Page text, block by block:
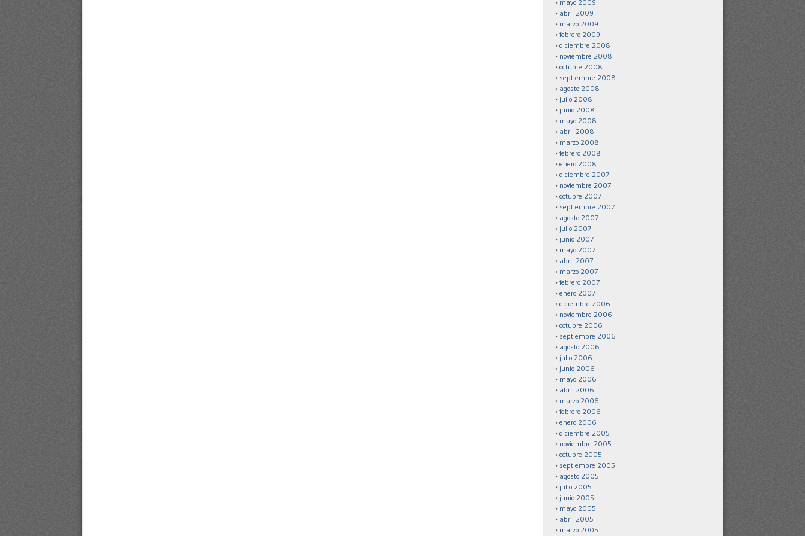
mayo 2009
abril 2009
marzo 2009
febrero 2009
diciembre 2008
noviembre 2008
octubre 2008
septiembre 2008
agosto 2008
julio 2008
junio 2008
mayo 2008
abril 2008
marzo 2008
febrero 2008
enero 2008
diciembre 2007
noviembre 2007
octubre 2007
septiembre 2007
agosto 2007
julio 2007
junio 2007
mayo 2007
abril 2007
marzo 2007
febrero 2007
enero 2007
diciembre 2006
noviembre 2006
octubre 2006
septiembre 2006
agosto 2006
julio 2006
junio 2006
mayo 2006
abril 2006
marzo 2006
febrero 2006
enero 2006
diciembre 2005
noviembre 2005
octubre 2005
septiembre 2005
agosto 2005
julio 2005
junio 2005
mayo 2005
abril 2005
marzo 2005